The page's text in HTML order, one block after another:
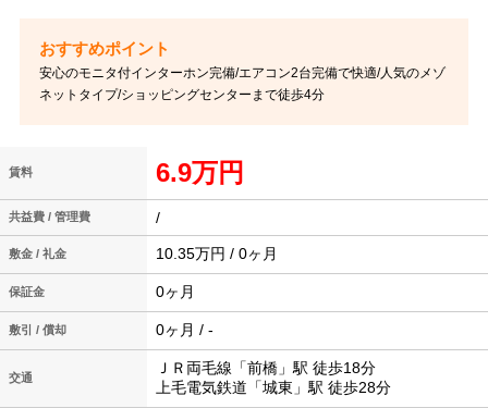
安心のモニタ付インターホン完備/エアコン2台完備で快適/人気のメゾ
ネットタイプ/ショッピングセンターまで徒歩4分
賃料 6.9万円
共益費 / 管理費 /
敷金 / 礼金 10.35万円 / 0ヶ月
保証金 0ヶ月
敷引 / 償却 0ヶ月 / -
交通
ＪＲ両毛線「前橋」駅 徒歩18分
上毛電気鉄道「城東」駅 徒歩28分